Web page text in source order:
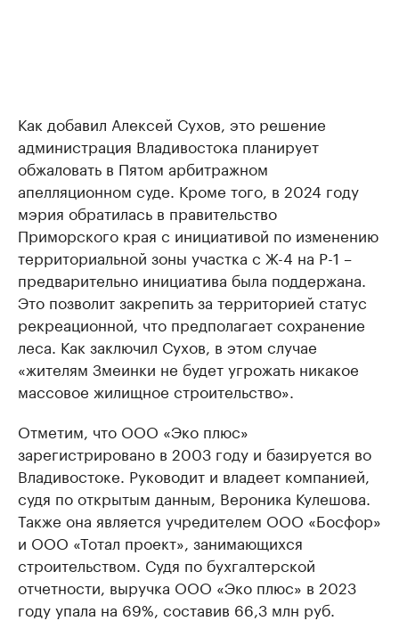
Как добавил Алексей Сухов, это решение
администрация Владивостока планирует
обжаловать в Пятом арбитражном
апелляционном суде. Кроме того, в 2024 году
мэрия обратилась в правительство
Приморского края с инициативой по изменению
территориальной зоны участка с Ж-4 на Р-1 –
предварительно инициатива была поддержана.
Это позволит закрепить за территорией статус
рекреационной, что предполагает сохранение
леса. Как заключил Сухов, в этом случае
«жителям Змеинки не будет угрожать никакое
массовое жилищное строительство».
Отметим, что ООО «Эко плюс»
зарегистрировано в 2003 году и базируется во
Владивостоке. Руководит и владеет компанией,
судя по открытым данным, Вероника Кулешова.
Также она является учредителем ООО «Босфор»
и ООО «Тотал проект», занимающихся
строительством. Судя по бухгалтерской
отчетности, выручка ООО «Эко плюс» в 2023
году упала на 69%, составив 66,3 млн руб.